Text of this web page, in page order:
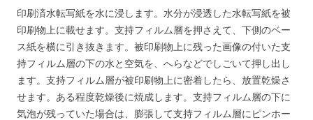
印刷済水転写紙を水に浸します。水分が浸透した水転写紙を被
印刷物上に載せます。支持フィルム層を押さえて、下側のベー
ス紙を横に引き抜きます。被印刷物上に残った画像の付いた支
持フィルム層の下の水と空気を、へらなどでしごいて押し出し
ます。支持フィルム層が被印刷物上に密着したら、放置乾燥さ
せます。ある程度乾燥後に焼成します。支持フィルム層の下に
気泡が残っていた場合は、膨張して支持フィルム層にピンホー